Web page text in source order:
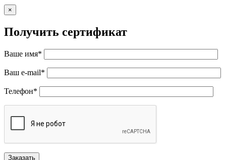
×
Получить сертификат
Ваше имя*
Ваш e-mail*
Телефон*